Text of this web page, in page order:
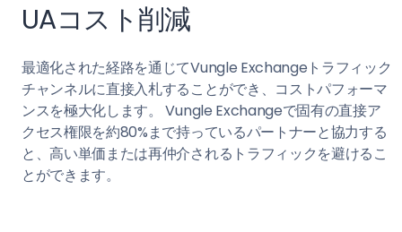
UAコスト削減
最適化された経路を通じてVungle Exchangeトラフィック
チャンネルに直接入札することができ、コストパフォーマ
ンスを極大化します。 Vungle Exchangeで固有の直接ア
クセス権限を約80%まで持っているパートナーと協力する
と、高い単価または再仲介されるトラフィックを避けるこ
とができます。